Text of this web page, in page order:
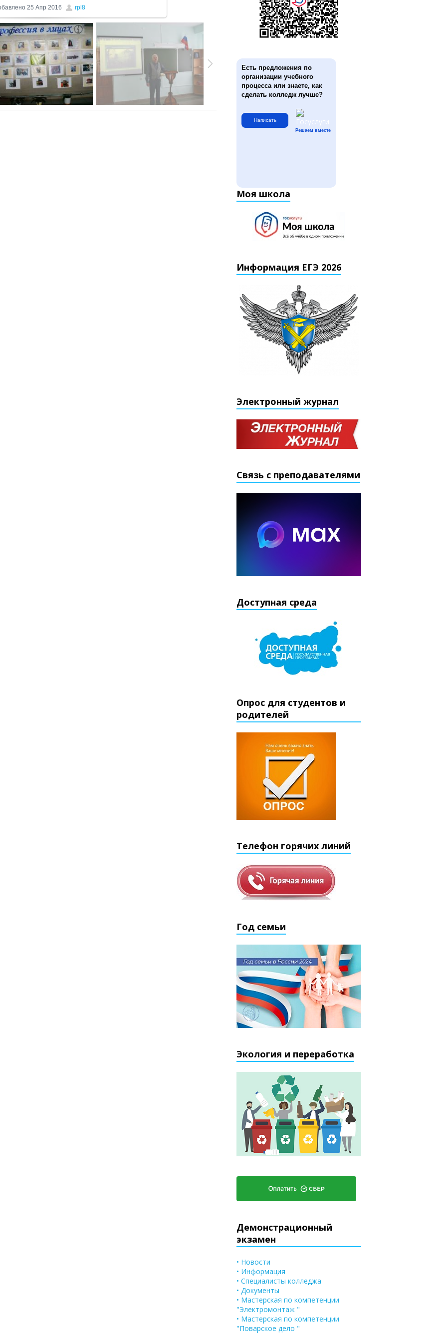
25 Апр 2016 rpl8
Есть предложения по
организации учебного
процесса или знаете, как
сделать колледж лучше?
Написать
Решаем вместе
Моя школа
Информация ЕГЭ 2026
Электронный журнал
Связь с преподавателями
Доступная среда
Опрос для студентов и
родителей
Телефон горячих линий
Год семьи
Экология и переработка
Демонстрационный
экзамен
• Новости
• Информация
• Специалисты колледжа
• Документы
• Мастерская по компетенции
"Электромонтаж "
• Мастерская по компетенции
"Поварское дело "